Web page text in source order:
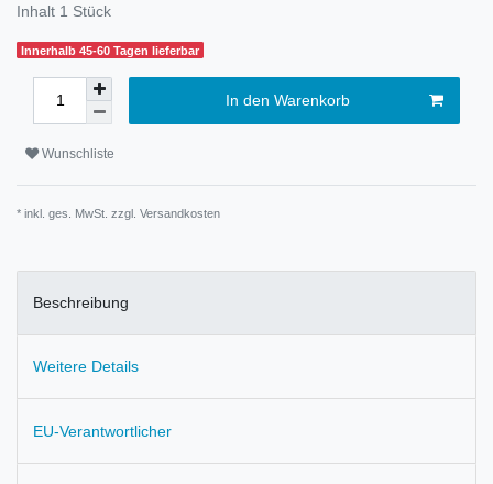
Inhalt 1 Stück
Innerhalb 45-60 Tagen lieferbar
In den Warenkorb
Wunschliste
* inkl. ges. MwSt. zzgl. Versandkosten
Beschreibung
Weitere Details
EU-Verantwortlicher